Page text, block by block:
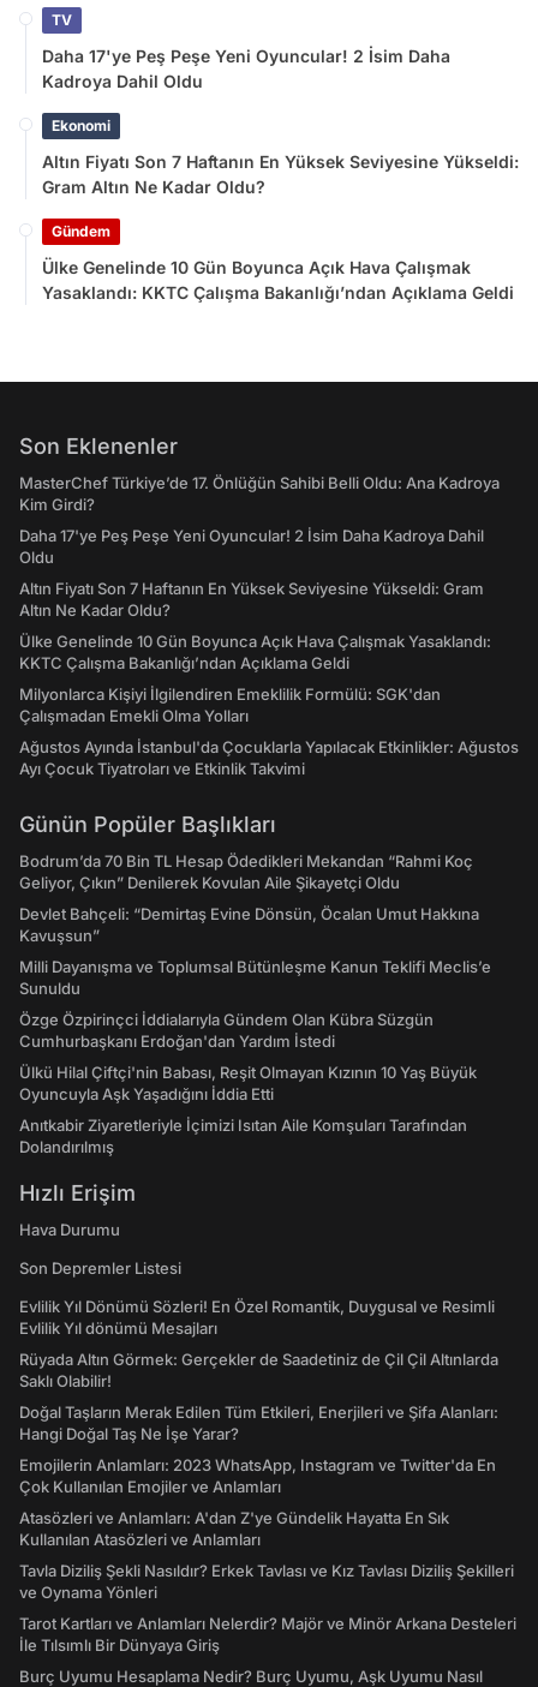
TV
Daha 17'ye Peş Peşe Yeni Oyuncular! 2 İsim Daha
Kadroya Dahil Oldu
Ekonomi
Altın Fiyatı Son 7 Haftanın En Yüksek Seviyesine Yükseldi:
Gram Altın Ne Kadar Oldu?
Gündem
Ülke Genelinde 10 Gün Boyunca Açık Hava Çalışmak
Yasaklandı: KKTC Çalışma Bakanlığı’ndan Açıklama Geldi
Son Eklenenler
MasterChef Türkiye’de 17. Önlüğün Sahibi Belli Oldu: Ana Kadroya
Kim Girdi?
Daha 17'ye Peş Peşe Yeni Oyuncular! 2 İsim Daha Kadroya Dahil
Oldu
Altın Fiyatı Son 7 Haftanın En Yüksek Seviyesine Yükseldi: Gram
Altın Ne Kadar Oldu?
Ülke Genelinde 10 Gün Boyunca Açık Hava Çalışmak Yasaklandı:
KKTC Çalışma Bakanlığı’ndan Açıklama Geldi
Milyonlarca Kişiyi İlgilendiren Emeklilik Formülü: SGK'dan
Çalışmadan Emekli Olma Yolları
Ağustos Ayında İstanbul'da Çocuklarla Yapılacak Etkinlikler: Ağustos
Ayı Çocuk Tiyatroları ve Etkinlik Takvimi
Günün Popüler Başlıkları
Bodrum’da 70 Bin TL Hesap Ödedikleri Mekandan “Rahmi Koç
Geliyor, Çıkın” Denilerek Kovulan Aile Şikayetçi Oldu
Devlet Bahçeli: “Demirtaş Evine Dönsün, Öcalan Umut Hakkına
Kavuşsun”
Milli Dayanışma ve Toplumsal Bütünleşme Kanun Teklifi Meclis’e
Sunuldu
Özge Özpirinçci İddialarıyla Gündem Olan Kübra Süzgün
Cumhurbaşkanı Erdoğan'dan Yardım İstedi
Ülkü Hilal Çiftçi'nin Babası, Reşit Olmayan Kızının 10 Yaş Büyük
Oyuncuyla Aşk Yaşadığını İddia Etti
Anıtkabir Ziyaretleriyle İçimizi Isıtan Aile Komşuları Tarafından
Dolandırılmış
Hızlı Erişim
Hava Durumu
Son Depremler Listesi
Evlilik Yıl Dönümü Sözleri! En Özel Romantik, Duygusal ve Resimli
Evlilik Yıl dönümü Mesajları
Rüyada Altın Görmek: Gerçekler de Saadetiniz de Çil Çil Altınlarda
Saklı Olabilir!
Doğal Taşların Merak Edilen Tüm Etkileri, Enerjileri ve Şifa Alanları:
Hangi Doğal Taş Ne İşe Yarar?
Emojilerin Anlamları: 2023 WhatsApp, Instagram ve Twitter'da En
Çok Kullanılan Emojiler ve Anlamları
Atasözleri ve Anlamları: A'dan Z'ye Gündelik Hayatta En Sık
Kullanılan Atasözleri ve Anlamları
Tavla Diziliş Şekli Nasıldır? Erkek Tavlası ve Kız Tavlası Diziliş Şekilleri
ve Oynama Yönleri
Tarot Kartları ve Anlamları Nelerdir? Majör ve Minör Arkana Desteleri
İle Tılsımlı Bir Dünyaya Giriş
Burç Uyumu Hesaplama Nedir? Burç Uyumu, Aşk Uyumu Nasıl